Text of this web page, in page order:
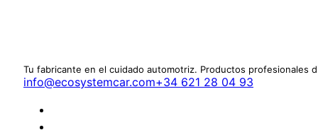
Tu fabricante en el cuidado automotriz. Productos profesionales
info@ecosystemcar.com+34 621 28 04 93